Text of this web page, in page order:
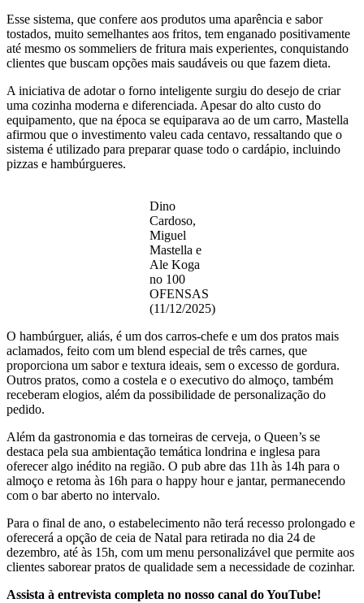
Esse sistema, que confere aos produtos uma aparência e sabor
tostados, muito semelhantes aos fritos, tem enganado positivamente
até mesmo os sommeliers de fritura mais experientes, conquistando
clientes que buscam opções mais saudáveis ou que fazem dieta.
A iniciativa de adotar o forno inteligente surgiu do desejo de criar
uma cozinha moderna e diferenciada. Apesar do alto custo do
equipamento, que na época se equiparava ao de um carro, Mastella
afirmou que o investimento valeu cada centavo, ressaltando que o
sistema é utilizado para preparar quase todo o cardápio, incluindo
pizzas e hambúrgueres.
Dino
Cardoso,
Miguel
Mastella e
Ale Koga
no 100
OFENSAS
(11/12/2025)
O hambúrguer, aliás, é um dos carros-chefe e um dos pratos mais
aclamados, feito com um blend especial de três carnes, que
proporciona um sabor e textura ideais, sem o excesso de gordura.
Outros pratos, como a costela e o executivo do almoço, também
receberam elogios, além da possibilidade de personalização do
pedido.
Além da gastronomia e das torneiras de cerveja, o Queen’s se
destaca pela sua ambientação temática londrina e inglesa para
oferecer algo inédito na região. O pub abre das 11h às 14h para o
almoço e retoma às 16h para o happy hour e jantar, permanecendo
com o bar aberto no intervalo.
Para o final de ano, o estabelecimento não terá recesso prolongado e
oferecerá a opção de ceia de Natal para retirada no dia 24 de
dezembro, até às 15h, com um menu personalizável que permite aos
clientes saborear pratos de qualidade sem a necessidade de cozinhar.
Assista à entrevista completa no nosso canal do YouTube!